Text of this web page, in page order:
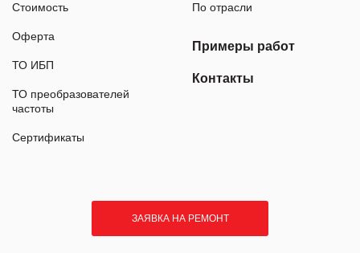
Стоимость
Оферта
ТО ИБП
ТО преобразователей
частоты
Сертификаты
По отрасли
Примеры работ
Контакты
ЗАЯВКА НА РЕМОНТ